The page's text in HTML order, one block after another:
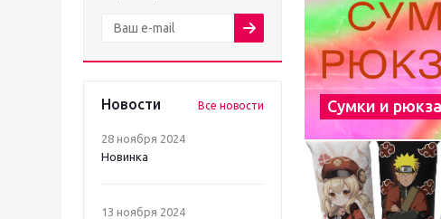
Новости Все новости
28 ноября 2024
Новинка
13 ноября 2024
Сумки и